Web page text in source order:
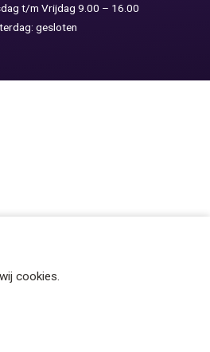
cookies.
t/m Vrijdag 9.00 – 16.00
gesloten